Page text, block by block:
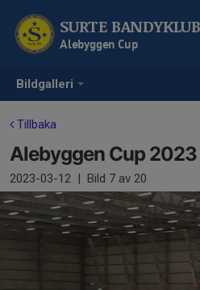
Bildgalleri
SURTE
Alebyggen Cup
Tillbaka
Alebyggen Cup
2023-03-12 | Bild 7 av 20